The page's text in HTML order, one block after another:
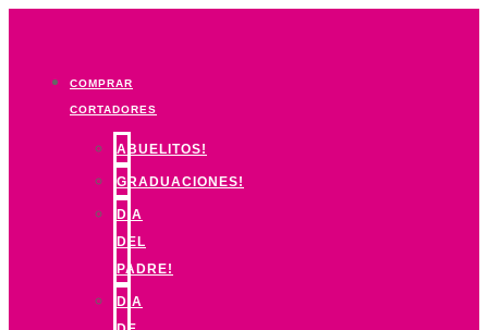
COMPRAR
CORTADORES
ABUELITOS!
GRADUACIONES!
DIA
DEL
PADRE!
DIA